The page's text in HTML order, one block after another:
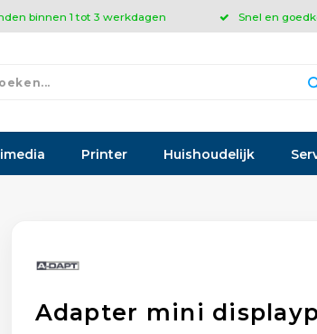
binnen 1 tot 3 werkdagen Snel en
Printer Huishoudelijk
Adapter mini